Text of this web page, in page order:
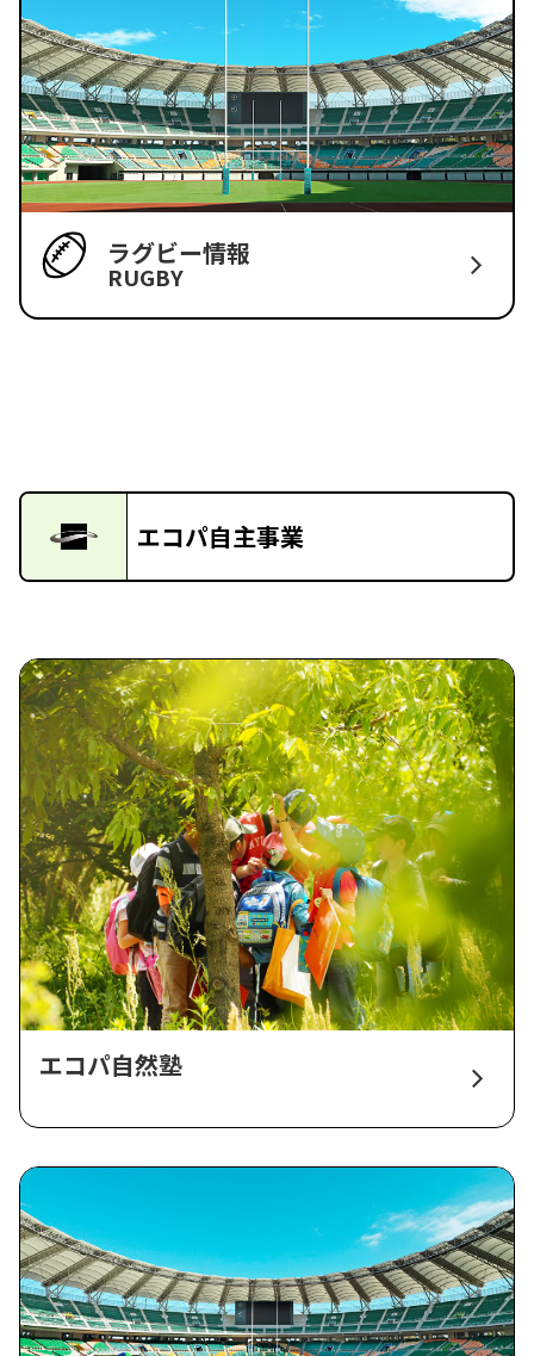
ラグビー情報
RUGBY
エコパ自主事業
エコパ自然塾